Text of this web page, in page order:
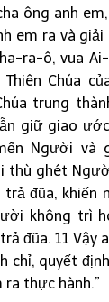
ông anh
em ra và
ra-ô, vua
Chúa
trung
giữ giao
Người và
thù ghét
trả đũa, khiến
không trì
đũa. 11 Vậy
chỉ, quyết
ra thực hành.”